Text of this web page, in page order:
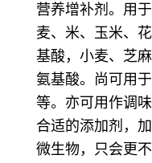
营养增补剂。用
麦、米、玉米、
基酸，小麦、芝
氨基酸。尚可用
等。亦可用作调
合适的添加剂，
微生物，只会更